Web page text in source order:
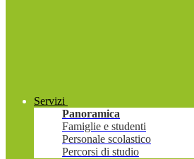
Servizi
Panoramica
Famiglie e studenti
Personale scolastico
Percorsi di studio